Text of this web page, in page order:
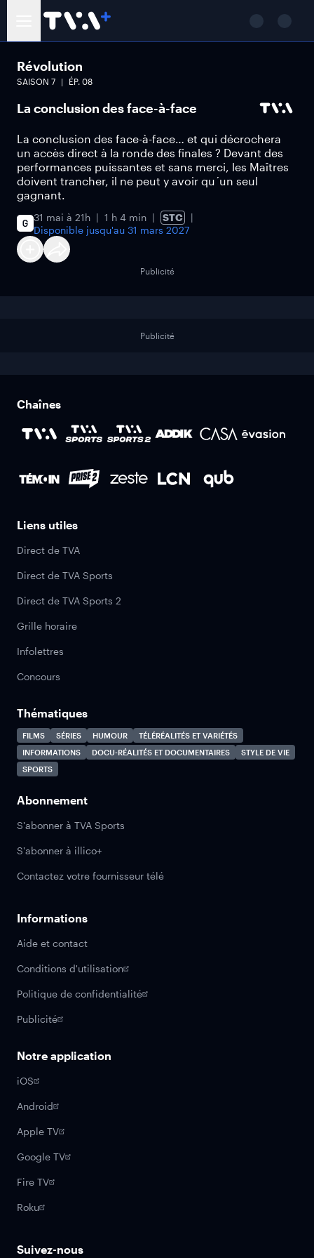
Révolution
SAISON 7 ÉP. 08
La conclusion des face-à-face
La conclusion des face-à-face… et qui décrochera
un accès direct à la ronde des finales ? Devant des
performances puissantes et sans merci, les Maîtres
doivent trancher, il ne peut y avoir qu´un seul
gagnant.
31 mai à 21h 1 h 4 min
STC
Disponible jusqu'au 31 mars 2027
Publicité
Publicité
Chaînes
Liens utiles
Direct de TVA
Direct de TVA Sports
Direct de TVA Sports 2
Grille horaire
Infolettres
Concours
Thématiques
FILMS SÉRIES HUMOUR
TÉLÉRÉALITÉS ET VARIÉTÉS
INFORMATIONS
DOCU-RÉALITÉS ET DOCUMENTAIRES
STYLE DE VIE
SPORTS
Abonnement
S'abonner à TVA Sports
S'abonner à illico+
Contactez votre fournisseur télé
Informations
Aide et contact
Conditions d'utilisation
Politique de confidentialité
Publicité
Notre application
iOS
Android
Apple TV
Google TV
Fire TV
Roku
Suivez-nous